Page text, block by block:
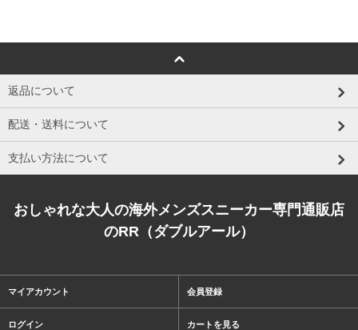
返品について
配送・送料について
支払い方法について
おしゃれな大人の海外メンズスニーカー専門通販店
のRR（ダブルアール）
マイアカウント 会員登録
ログイン カートを見る